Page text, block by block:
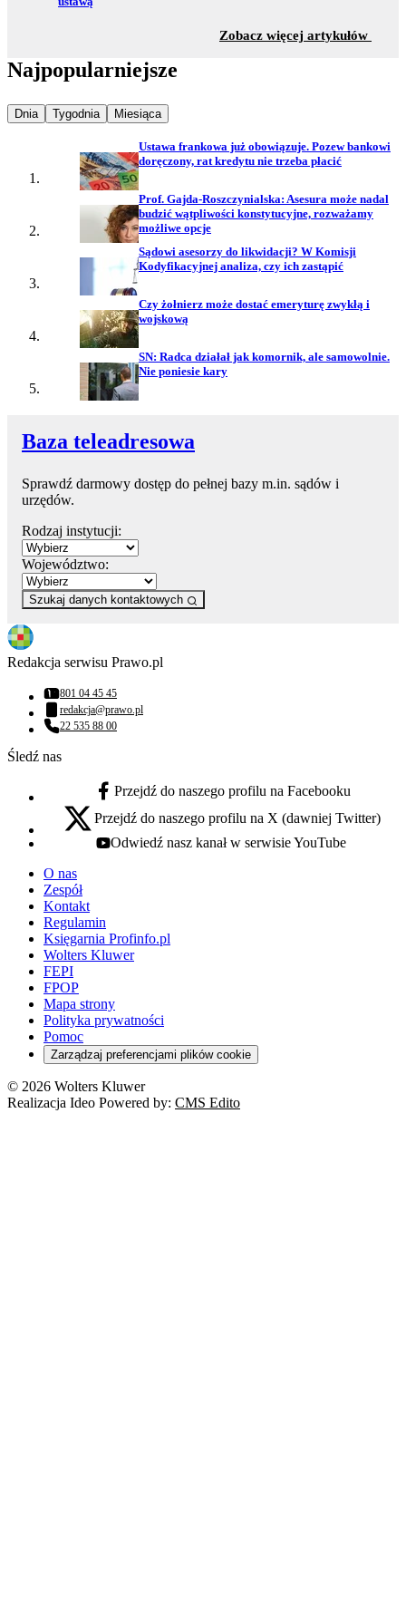
Zobacz więcej artykułów
Najpopularniejsze
Najpopularniejsze wiadomości z
Dnia Najpopularniejsze wiadomości z
Tygodnia Najpopularniejsze wiadomości z
Miesiąca
Ustawa frankowa już obowiązuje. Pozew bankowi
doręczony, rat kredytu nie trzeba płacić
Prof. Gajda-Roszczynialska: Asesura może nadal
budzić wątpliwości konstytucyjne, rozważamy
możliwe opcje
Sądowi asesorzy do likwidacji? W Komisji
Kodyfikacyjnej analiza, czy ich zastąpić
Czy żołnierz może dostać emeryturę zwykłą i
wojskową
SN: Radca działał jak komornik, ale samowolnie.
Nie poniesie kary
Baza teleadresowa
Sprawdź darmowy dostęp do pełnej bazy m.in. sądów i
urzędów.
Rodzaj instytucji:
Województwo:
Szukaj danych kontaktowych
Redakcja serwisu Prawo.pl
Numer telefonu:
801 04 45 45
Adres email:
redakcja@prawo.pl
Numer telefonu:
22 535 88 00
Śledź nas
facebook - otwiera się w nowej karcie
Przejdź do naszego profilu na Facebooku
x - otwiera się w nowej karcie
Przejdź do naszego profilu na X (dawniej Twitter)
youtube - otwiera się w nowej karcie
Odwiedź nasz kanał w serwisie YouTube
O nas
Zespół
Kontakt
Regulamin
Księgarnia Profinfo.pl
Wolters Kluwer
FEPI
FPOP
Mapa strony
Polityka prywatności
Pomoc
Zarządzaj preferencjami plików cookie
© 2026 Wolters Kluwer
Realizacja Ideo Powered by: CMS Edito